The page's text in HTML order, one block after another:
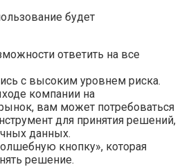
будет
ответить на все
с высоким уровнем риска.
компании на
вам может потребоваться
для принятия решений,
данных.
кнопку», которая
решение.